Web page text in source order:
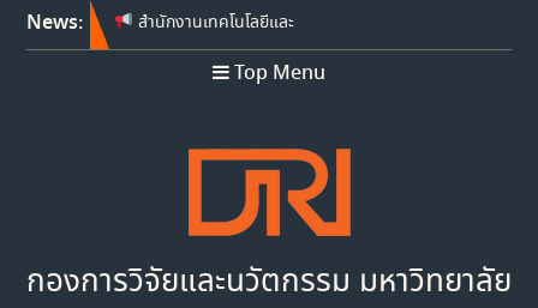
News:
สำนักงานเทคโนโลยีและ
นวัตกรรมด้านชีววิทยาศาสตร์
(องค์การมหาชน) เปิดรับข้อ
การงดจัดงาน Thailand Tech
Franco-Thai Young Talent
Research Fellowship
Top Menu
กองการวิจัยและนวัตกรรม มหาวิทยาลัย